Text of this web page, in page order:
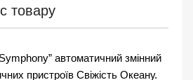
товару
автоматичний змінний
пристроїв Свіжість Океану.